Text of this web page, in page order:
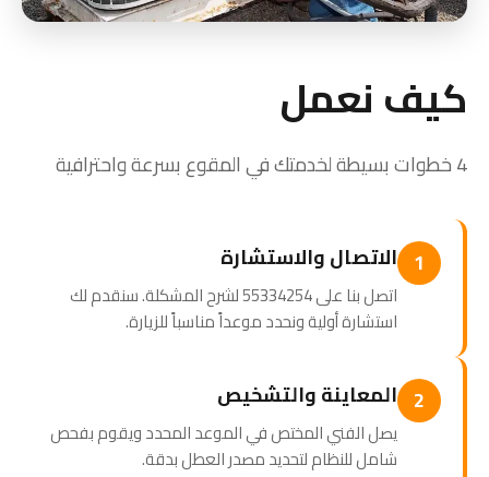
كيف نعمل
4 خطوات بسيطة لخدمتك في المقوع بسرعة واحترافية
1 الاتصال والاستشارة
اتصل بنا على 55334254 لشرح المشكلة. سنقدم لك
استشارة أولية ونحدد موعداً مناسباً للزيارة.
2 المعاينة والتشخيص
يصل الفني المختص في الموعد المحدد ويقوم بفحص
شامل للنظام لتحديد مصدر العطل بدقة.